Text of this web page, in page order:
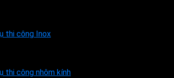
thi công Inox
thi công nhôm kính